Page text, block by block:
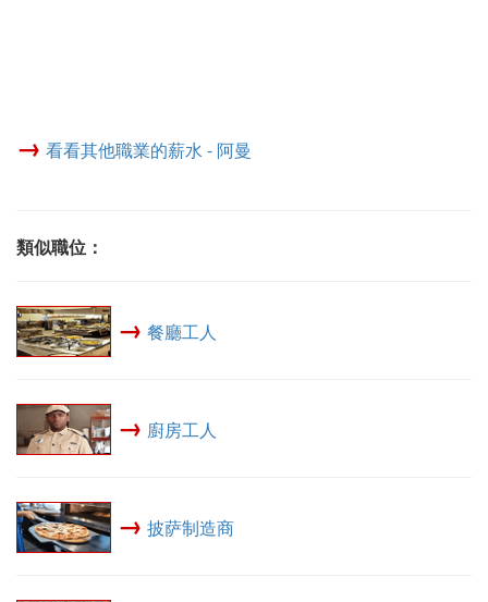
→ 看看其他職業的薪水 - 阿曼
類似職位：
→ 餐廳工人
→ 廚房工人
→ 披萨制造商